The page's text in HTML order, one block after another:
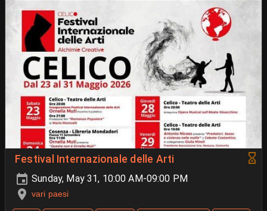
Festival Internazionale delle Arti
Sunday, May 31, 10:00 AM-09:00 PM
vari paesi